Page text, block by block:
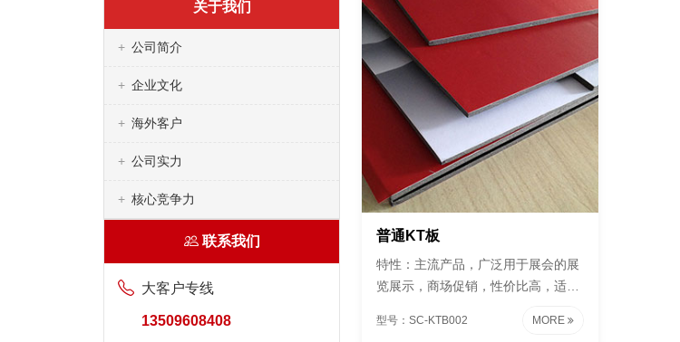
关于我们
公司简介
企业文化
海外客户
公司实力
核心竞争力
联系我们
大客户专线
13509608408
普通KT板
特性：主流产品，广泛用于展会的展
览展示，商场促销，性价比高，适合
型号：SC-KTB002 MORE